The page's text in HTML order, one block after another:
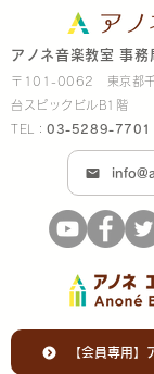
アノネ音楽教室 事務
〒101-0062 東京都
台スピックビルB1階
TEL：03-5289-7701
【会員専用】